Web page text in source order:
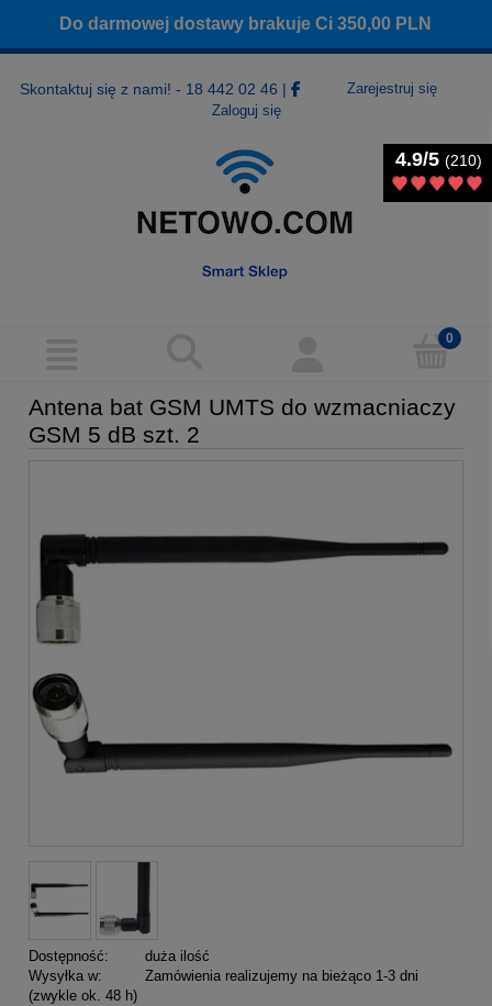
Do darmowej dostawy brakuje Ci350,00 PLN
Skontaktuj się z nami! - 18 442 02 46 |
Zarejestruj się
Zaloguj się
Antena bat GSM UMTS do wzmacniaczy
GSM 5 dB szt. 2
Dostępność:
duża ilość
Wysyłka w:
Zamówienia realizujemy na bieżąco 1-3 dni
(zwykle ok. 48 h)
4.9/5 (210)
4.9/5 (210)